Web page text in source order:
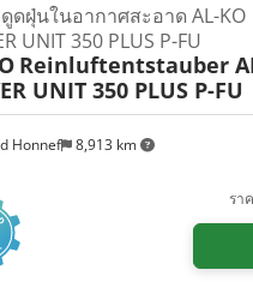
Honnef 8,913 km
ดูดฝุ่นในอากาศสะอาด AL-KO
UNIT 350 PLUS P-FU
Reinluftentstauber
UNIT 350 PLUS P-FU
รา